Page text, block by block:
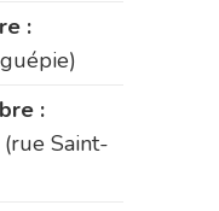
:
:
Saint-